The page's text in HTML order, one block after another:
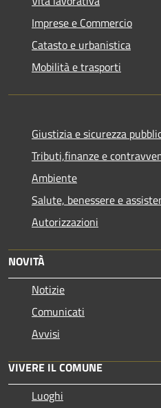
Imprese e Commercio
Catasto e urbanistica
Mobilità e trasporti
Giustizia e sicurezza
Tributi,finanze e
Ambiente
Salute, benessere e
Autorizzazioni
NOVITÀ
Notizie
Comunicati
Avvisi
VIVERE IL COMUNE
Luoghi